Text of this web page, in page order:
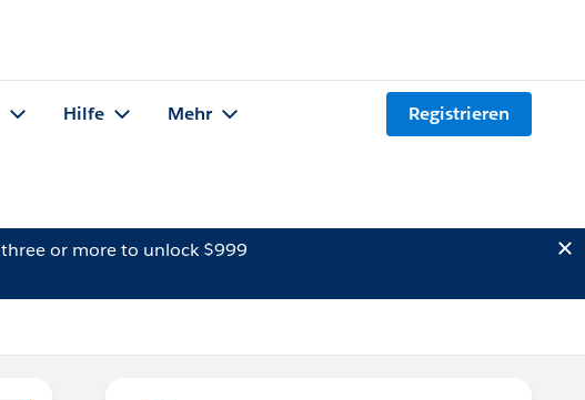
Hilfe Mehr Registrieren
three or more to unlock $999